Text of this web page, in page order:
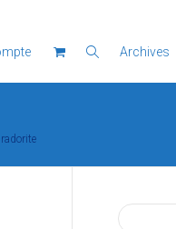
Archives